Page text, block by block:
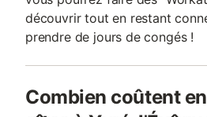
découvrir tout en restant
prendre de jours de congés !
Combien coûtent